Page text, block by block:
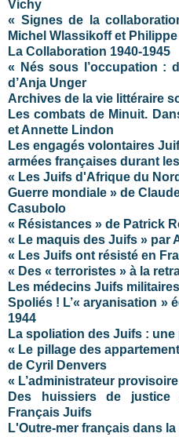
Vichy
« Signes de la
Michel Wlassikoff et
La Collaboration 1940-1945
« Nés sous l’occupation :
d’Anja Unger
Archives de la vie littéraire
Les combats de Minuit.
et Annette Lindon
Les engagés volontaires
armées françaises durant
« Les Juifs d'Afrique du
Guerre mondiale » de
Casubolo
« Résistances » de Patrick
« Le maquis des Juifs » par
« Les Juifs ont résisté en
« Des « terroristes » à la
Les médecins Juifs
Spoliés ! L’« aryanisation »
1944
La spoliation des Juifs :
« Le pillage des
de Cyril Denvers
« L’administrateur
Des huissiers de justice
Français Juifs
L'Outre-mer français dans la